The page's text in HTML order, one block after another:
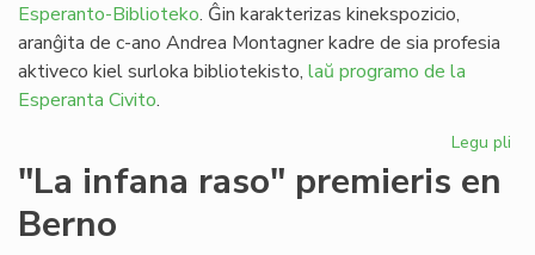
Esperanto-Biblioteko. Ĝin karakterizas kinekspozicio,
aranĝita de c-ano Andrea Montagner kadre de sia profesia
aktiveco kiel surloka bibliotekisto, laŭ programo de la
Esperanta Civito.
Legu pli
"La infana raso" premieris en
Berno